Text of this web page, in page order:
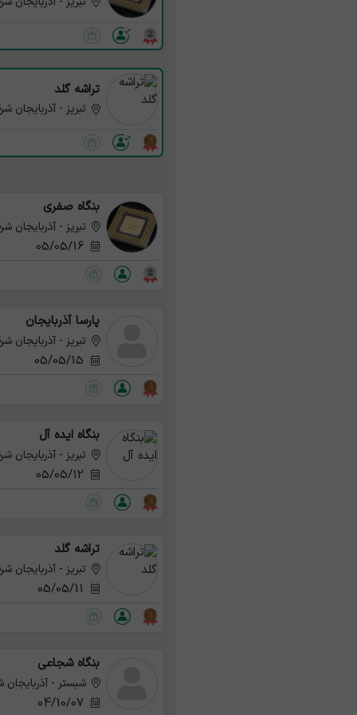
تراشه گلد
تبریز - آذربایجان
بنگاه صفری
تبریز - آذربایجان
پارسا آذربایجان
تبریز - آذربایجان
بنگاه ایده آل
تبریز - آذربایجان
تراشه گلد
تبریز - آذربایجان
بنگاه شجاعی
شبستر - آذربایجان